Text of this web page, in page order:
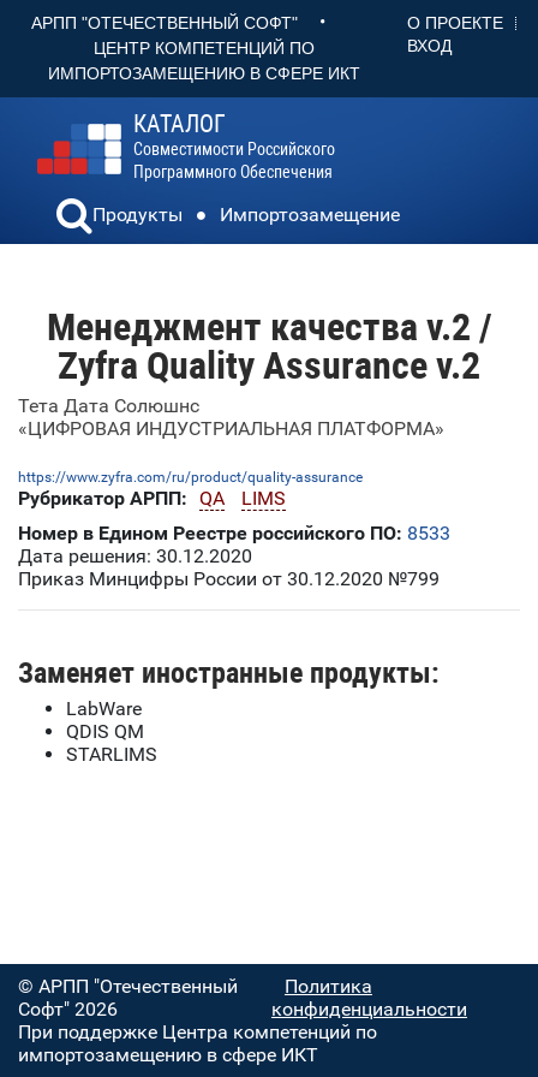
АРПП "ОТЕЧЕСТВЕННЫЙ СОФТ" •
ЦЕНТР КОМПЕТЕНЦИЙ ПО
ИМПОРТОЗАМЕЩЕНИЮ В СФЕРЕ ИКТ
О ПРОЕКТЕ
ВХОД
КАТАЛОГ
Совместимости Российского
Программного Обеспечения
Продукты Импортозамещение
Менеджмент качества v.2 /
Zyfra Quality Assurance v.2
Тета Дата Солюшнс
«ЦИФРОВАЯ ИНДУСТРИАЛЬНАЯ ПЛАТФОРМА»
https://www.zyfra.com/ru/product/quality-assurance
Рубрикатор АРПП: QA
LIMS
Номер в Едином Реестре российского ПО: 8533
Дата решения: 30.12.2020
Приказ Минцифры России от 30.12.2020 №799
Заменяет иностранные продукты:
LabWare
QDIS QM
STARLIMS
© АРПП "Отечественный
Софт" 2026
Политика
конфиденциальности
При поддержке Центра компетенций по
импортозамещению в сфере ИКТ